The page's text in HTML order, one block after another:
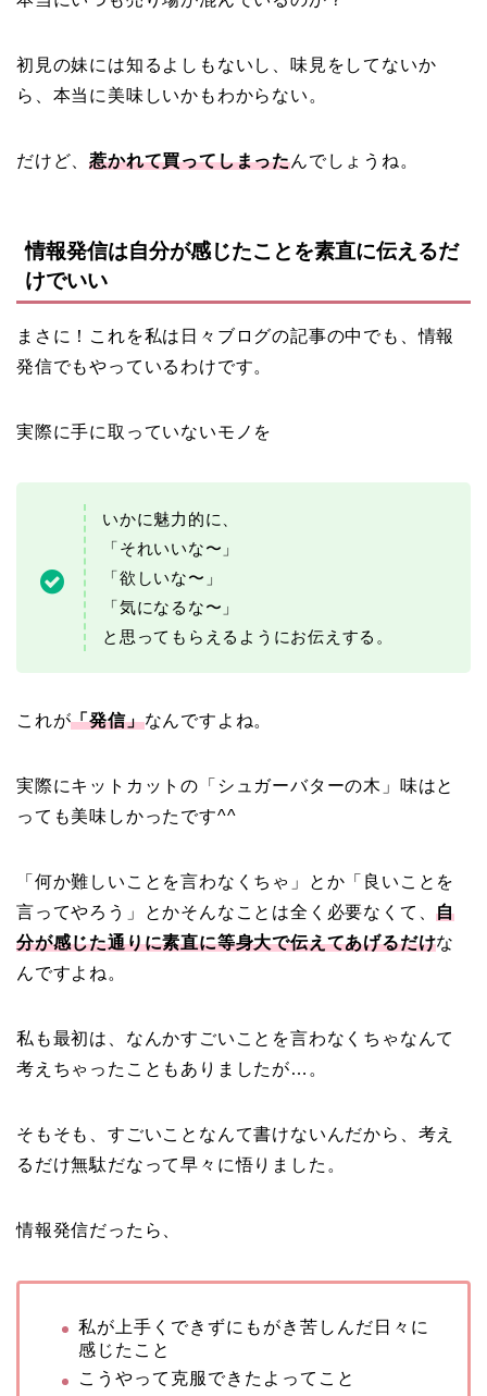
初見の妹には知るよしもないし、味見をしてないか
ら、本当に美味しいかもわからない。
だけど、惹かれて買ってしまったんでしょうね。
情報発信は自分が感じたことを素直に伝えるだ
けでいい
まさに！これを私は日々ブログの記事の中でも、情報
発信でもやっているわけです。
実際に手に取っていないモノを
いかに魅力的に、
「それいいな〜」
「欲しいな〜」
「気になるな〜」
と思ってもらえるようにお伝えする。
これが「発信」なんですよね。
実際にキットカットの「シュガーバターの木」味はと
っても美味しかったです^^
「何か難しいことを言わなくちゃ」とか「良いことを
言ってやろう」とかそんなことは全く必要なくて、自
分が感じた通りに素直に等身大で伝えてあげるだけな
んですよね。
私も最初は、なんかすごいことを言わなくちゃなんて
考えちゃったこともありましたが…。
そもそも、すごいことなんて書けないんだから、考え
るだけ無駄だなって早々に悟りました。
情報発信だったら、
私が上手くできずにもがき苦しんだ日々に
感じたこと
こうやって克服できたよってこと